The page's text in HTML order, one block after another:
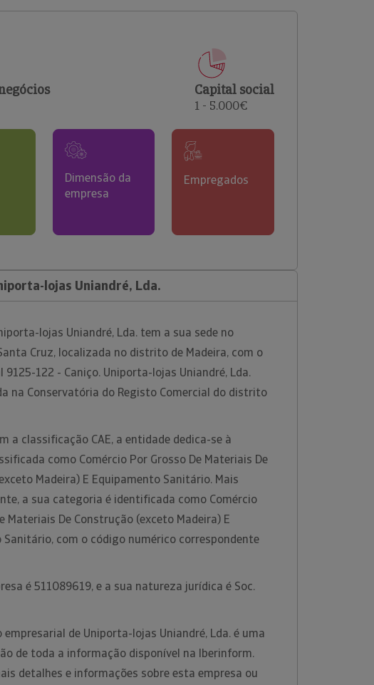
comerciais e analisar o risco de incumprimento dos
Capital social
1 - 5.000€
Dimensão da
empresa
Empregados
lojas Uniandré, Lda.
lojas Uniandré, Lda. tem a sua sede no
Cruz, localizada no distrito de Madeira, com o
122 - Caniço. Uniporta-lojas Uniandré, Lda.
na Conservatória do Registo Comercial do distrito
a classificação CAE, a entidade dedica-se à
como Comércio Por Grosso De Materiais De
Madeira) E Equipamento Sanitário. Mais
a sua categoria é identificada como Comércio
Materiais De Construção (exceto Madeira) E
Sanitário, com o código numérico correspondente
é 511089619, e a sua natureza jurídica é Soc.
de Uniporta-lojas Uniandré, Lda. é uma
de toda a informação disponível na Iberinform.
detalhes e informações sobre esta empresa ou